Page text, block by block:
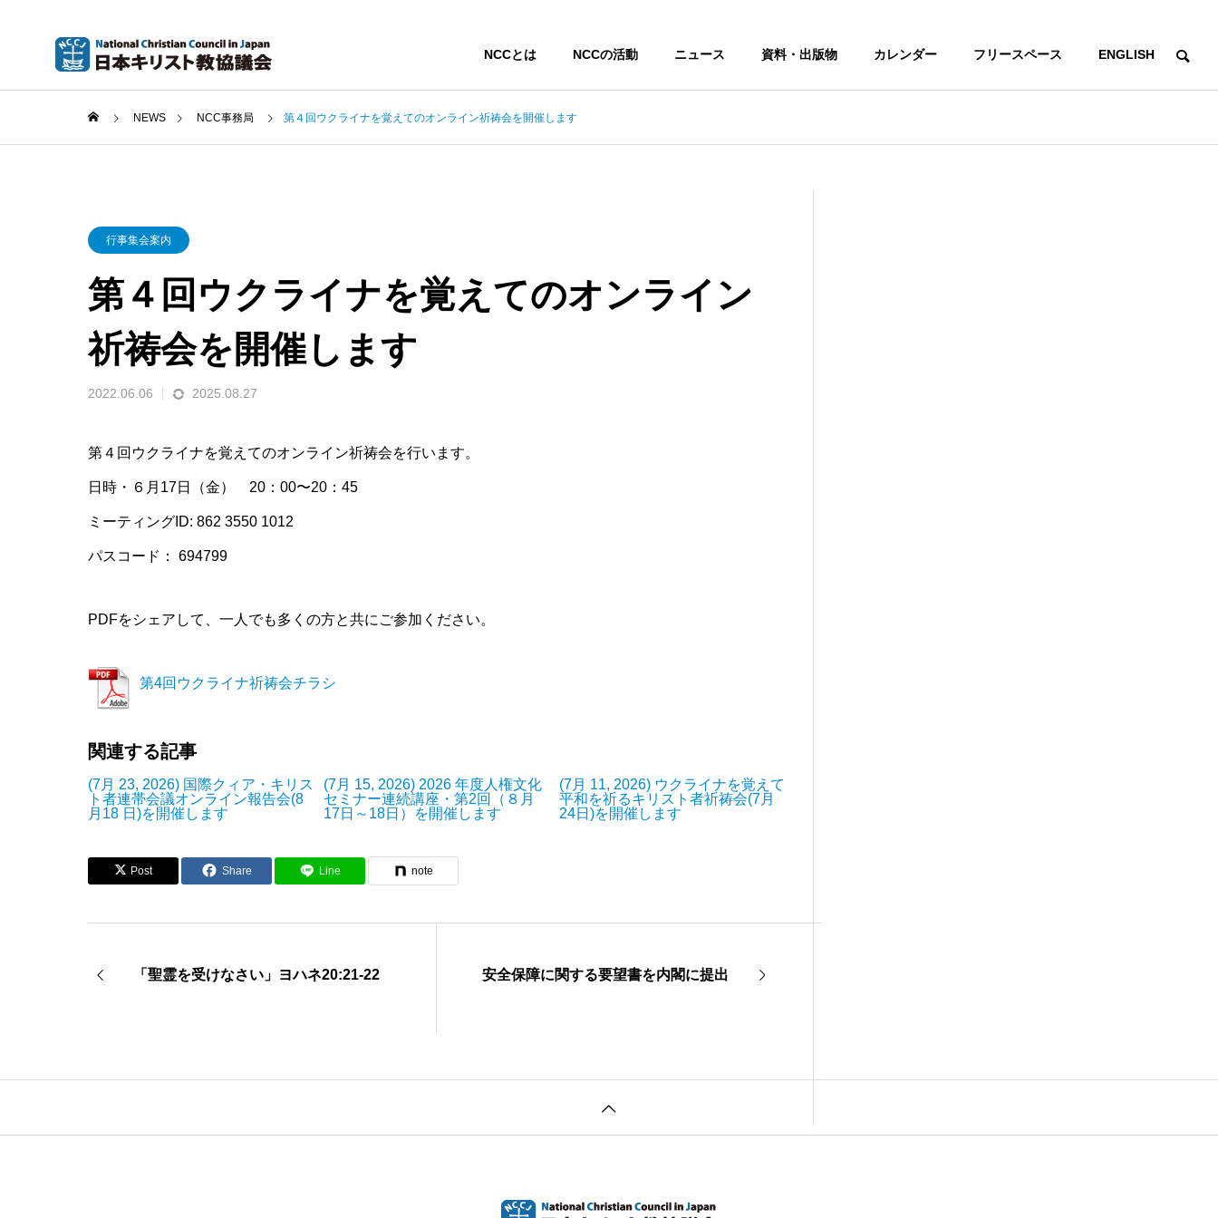
NCCとは NCCの活動 ニュース 資料・出版物 カレンダー フリースペース ENGLISH
NEWS NCC事務局 第４回ウクライナを覚えてのオンライン祈祷会を開催します
行事集会案内
第４回ウクライナを覚えてのオンライン
祈祷会を開催します
2022.06.06 2025.08.27
第４回ウクライナを覚えてのオンライン祈祷会を行います。
日時・６月17日（金） 20：00〜20：45
ミーティングID: 862 3550 1012
パスコード： 694799
PDFをシェアして、一人でも多くの方と共にご参加ください。
第4回ウクライナ祈祷会チラシ
関連する記事
(7月 23, 2026) 国際クィア・キリス
ト者連帯会議オンライン報告会(8
月18 日)を開催します
(7月 15, 2026) 2026 年度人権文化
セミナー連続講座・第2回（８月
17日～18日）を開催します
(7月 11, 2026) ウクライナを覚えて
平和を祈るキリスト者祈祷会(7月
24日)を開催します
Post Share Line note
「聖霊を受けなさい」ヨハネ20:21-22 安全保障に関する要望書を内閣に提出